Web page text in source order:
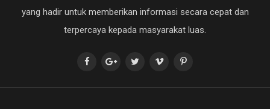
yang hadir untuk memberikan informasi secara cepat dan
terpercaya kepada masyarakat luas.